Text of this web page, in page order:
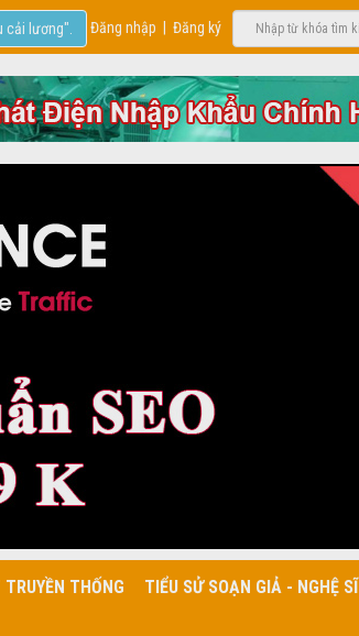
Đăng nhập Đăng ký
cải lương".
THỐNG TIỂU SỬ SOẠN GIẢ - NGHỆ SĨ